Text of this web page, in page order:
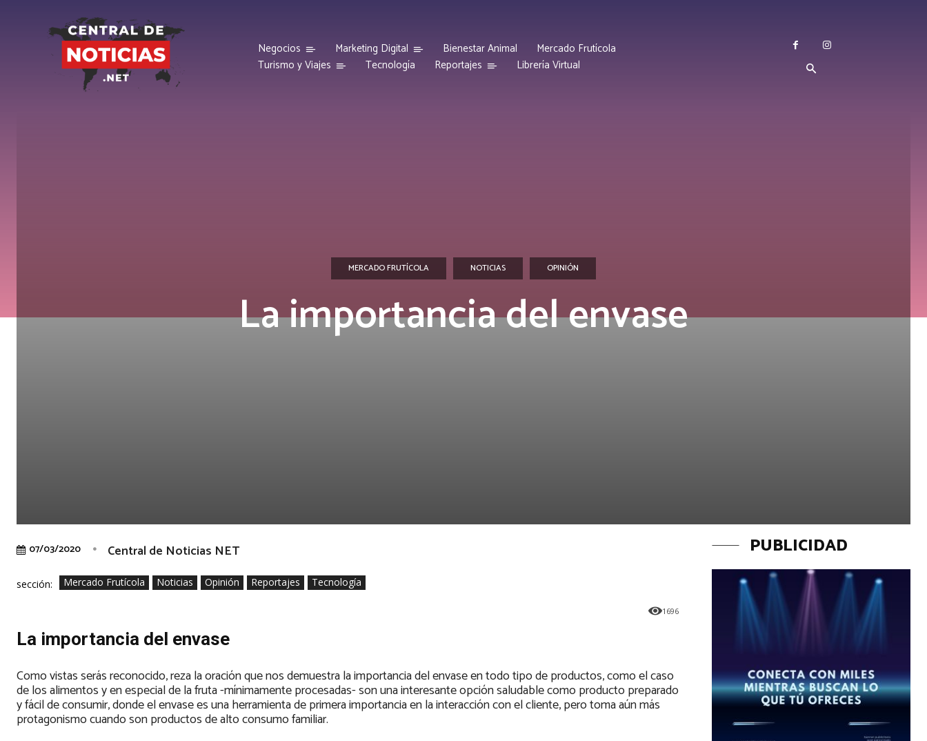
Negocios Marketing Digital Bienestar Animal
Mercado Frutícola
Turismo y Viajes
Tecnología Reportajes Librería Virtual
MERCADO FRUTÍCOLA NOTICIAS OPINIÓN
La importancia del envase
07/03/2020 Central de Noticias NET
sección: Mercado Frutícola Noticias Opinión Reportajes Tecnología
1696
La importancia del envase
Como vistas serás reconocido, reza la oración que nos demuestra la importancia del envase en todo tipo de productos, como el caso
de los alimentos y en especial de la fruta -mínimamente procesadas- son una interesante opción saludable como producto preparado
y fácil de consumir, donde el envase es una herramienta de primera importancia en la interacción con el cliente, pero toma aún más
protagonismo cuando son productos de alto consumo familiar.
PUBLICIDAD